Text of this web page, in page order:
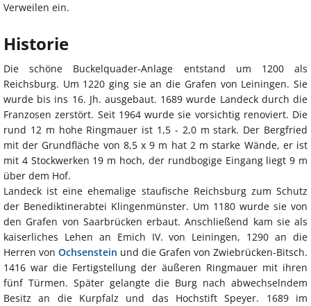
Verweilen ein.
Historie
Die schöne Buckelquader-Anlage entstand um 1200 als
Reichsburg. Um 1220 ging sie an die Grafen von Leiningen. Sie
wurde bis ins 16. Jh. ausgebaut. 1689 wurde Landeck durch die
Franzosen zerstört. Seit 1964 wurde sie vorsichtig renoviert. Die
rund 12 m hohe Ringmauer ist 1,5 - 2,0 m stark. Der Bergfried
mit der Grundfläche von 8,5 x 9 m hat 2 m starke Wände, er ist
mit 4 Stockwerken 19 m hoch, der rundbogige Eingang liegt 9 m
über dem Hof.
Landeck ist eine ehemalige staufische Reichsburg zum Schutz
der Benediktinerabtei Klingenmünster. Um 1180 wurde sie von
den Grafen von Saarbrücken erbaut. Anschließend kam sie als
kaiserliches Lehen an Emich IV. von Leiningen, 1290 an die
Herren von Ochsenstein und die Grafen von Zwiebrücken-Bitsch.
1416 war die Fertigstellung der äußeren Ringmauer mit ihren
fünf Türmen. Später gelangte die Burg nach abwechselndem
Besitz an die Kurpfalz und das Hochstift Speyer. 1689 im